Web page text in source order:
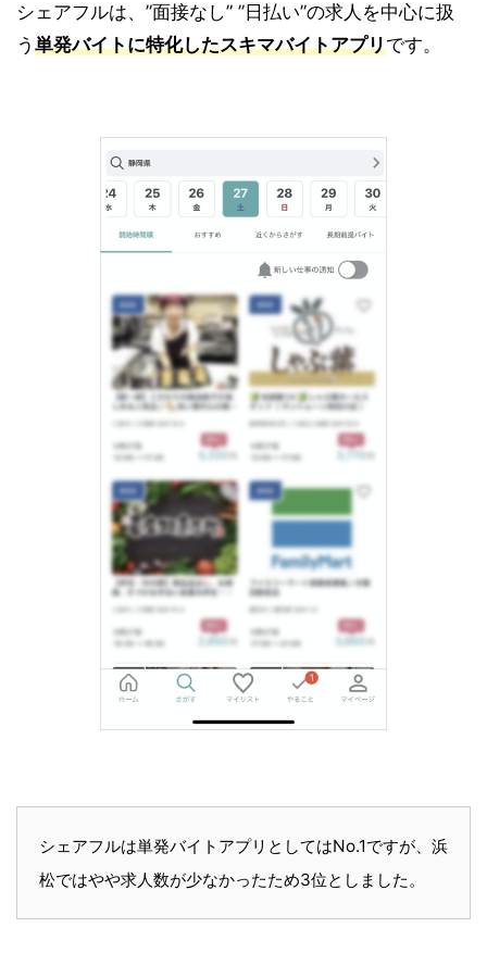
シェアフルは、”面接なし” ”日払い”の求人を中心に扱
う 単発バイトに特化したスキマバイトアプリです。
シェアフルは単発バイトアプリとしてはNo.1ですが、浜
松ではやや求人数が少なかったため3位としました。